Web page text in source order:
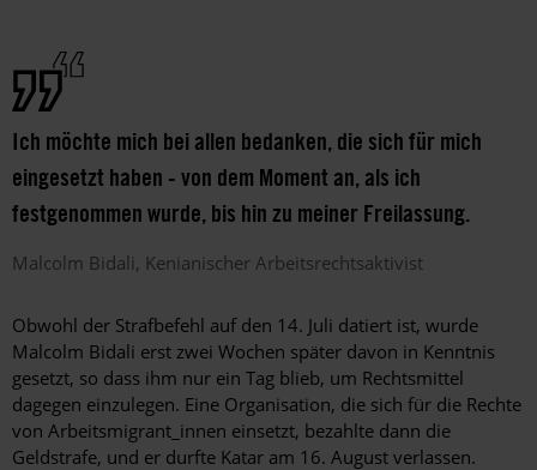
Ich möchte mich bei allen bedanken, die sich für mich
eingesetzt haben - von dem Moment an, als ich
festgenommen wurde, bis hin zu meiner Freilassung.
Malcolm Bidali Kenianischer Arbeitsrechtsaktivist
Obwohl der Strafbefehl auf den 14. Juli datiert ist, wurde
Malcolm Bidali erst zwei Wochen später davon in Kenntnis
gesetzt, so dass ihm nur ein Tag blieb, um Rechtsmittel
dagegen einzulegen. Eine Organisation, die sich für die Rechte
von Arbeitsmigrant_innen einsetzt, bezahlte dann die
Geldstrafe, und er durfte Katar am 16. August verlassen.